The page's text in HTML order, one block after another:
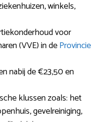
winkels,
voor
(VVE) in deProvincie
nabij de €23,50 en
klussen zoals: het
gevelreiniging,